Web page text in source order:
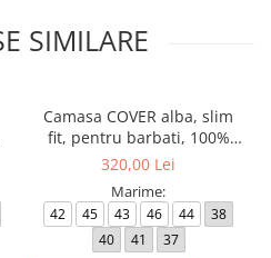
SIMILARE
Camasa COVER alba, slim
fit, pentru barbati, 100%
bumbac, maneca lunga,
320,00 Lei
Marime:
42 45 43 46 44
38
40
41 37